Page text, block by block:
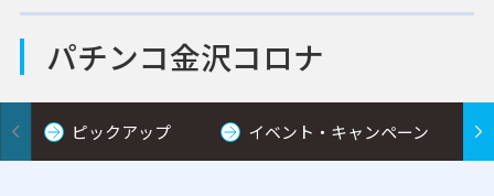
パチンコ金沢コロナ
ピックアップ イベント・キャンペーン